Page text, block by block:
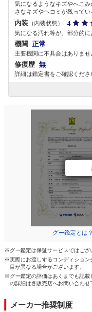
気になるようなキズやへこ
さなキズやヘコミが残ってい
内装 （内装状態） 4
気になる汚れ等が、部分的に
機関 正常
主要機関に不具合はありませ
修復歴 無
詳細は鑑定書をご確認くださ
グー鑑定とは？
※グー鑑定は保証サービスではござ
※実際にお渡しするコンディション
目が異なる場合がございます。
※グー鑑定の評価はあくまでも記載
の詳細は各販売店へお問い合わせ
メーカー推奨制度